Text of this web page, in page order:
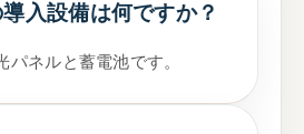
入設備は何ですか？
パネルと蓄電池です。